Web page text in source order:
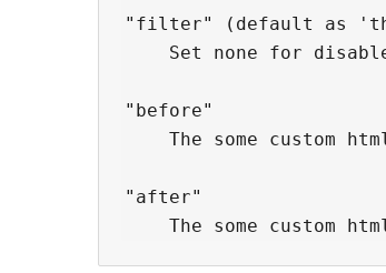
"filter" (default as
Set none for
"before"
The some custom
"after"